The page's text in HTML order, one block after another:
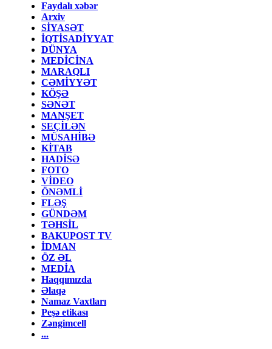
Faydalı xəbər
Arxiv
SİYASƏT
İQTİSADİYYAT
DÜNYA
MEDİCİNA
MARAQLI
CƏMİYYƏT
KÖŞƏ
SƏNƏT
MANŞET
SEÇİLƏN
MÜSAHİBƏ
KİTAB
HADİSƏ
FOTO
VİDEO
ÖNƏMLİ
FLƏŞ
GÜNDƏM
TƏHSİL
BAKUPOST TV
İDMAN
ÖZ ƏL
MEDİA
Haqqımızda
Əlaqə
Namaz Vaxtları
Peşə etikası
Zəngimcell
...